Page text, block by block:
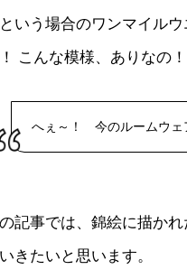
いう場合のワンマイル
こんな模様、ありなの
へぇ～！ 今のルームウェ
記事では、錦絵に描か
きたいと思います。